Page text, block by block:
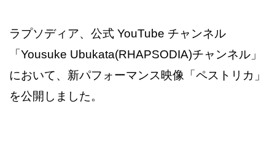
ラプソディア、公式 YouTube チャンネル
「Yousuke Ubukata(RHAPSODIA)チャンネル」
において、新パフォーマンス映像「ペストリカ」
を公開しました。